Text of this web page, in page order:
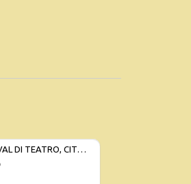
DI TEATRO, CITTÀ